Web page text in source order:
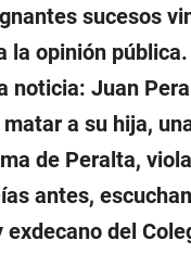
sucesos
la opinión
noticia: Juan
a su hija,
de Peralta,
antes,
del